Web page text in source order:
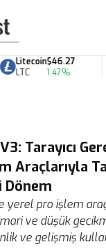
Litecoin
LTC
$46.27
1.47%
Tarayıcı
Araçlarıyla
Dönem
yerel pro işlem
ve düşük
ve gelişmiş